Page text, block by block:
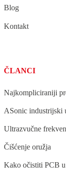
Blog
Kontakt
ČLANCI
Najkompliciraniji
ASonic industrijski
Ultrazvučne
Čišćenje oružja
Kako očistiti PCB